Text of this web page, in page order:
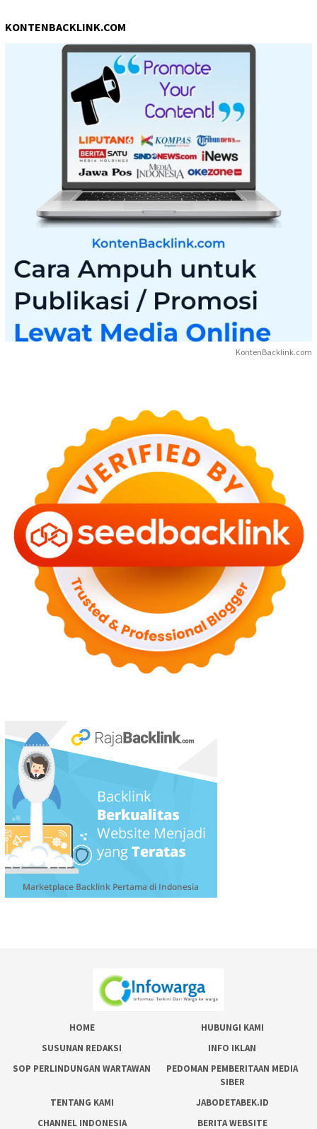
KONTENBACKLINK.COM
KontenBacklink.com
HOME
HUBUNGI KAMI
SUSUNAN REDAKSI
INFO IKLAN
SOP PERLINDUNGAN WARTAWAN
PEDOMAN PEMBERITAAN MEDIA
SIBER
TENTANG KAMI
JABODETABEK.ID
CHANNEL INDONESIA
BERITA WEBSITE